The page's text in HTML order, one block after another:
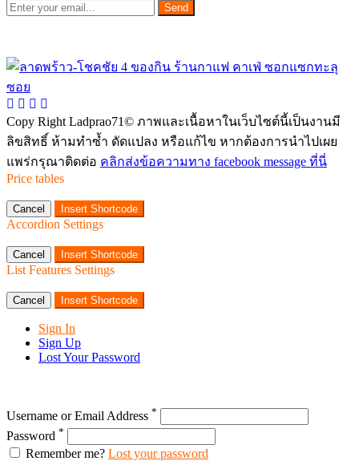
Send
Copy Right Ladprao71© ภาพและเนื้อหาในเว็บไซต์นี้เป็นงานมี
ลิขสิทธิ์ ห้ามทำซ้ำ ดัดแปลง หรือแก้ไข หากต้องการนำไปเผย
แพร่กรุณาติดต่อ คลิกส่งข้อความทาง facebook message ที่นี่
Price tables
Cancel Insert Shortcode
Accordion Settings
Cancel Insert Shortcode
List Features Settings
Cancel Insert Shortcode
Sign In
Sign Up
Lost Your Password
Username or Email Address *
Password *
Remember me? Lost your password